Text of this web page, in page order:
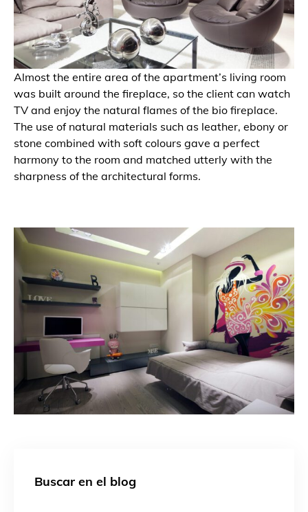
Almost the entire area of the apartment’s living room
was built around the fireplace, so the client can watch
TV and enjoy the natural flames of the bio fireplace.
The use of natural materials such as leather, ebony or
stone combined with soft colours gave a perfect
harmony to the room and matched utterly with the
sharpness of the architectural forms.
Buscar en el blog